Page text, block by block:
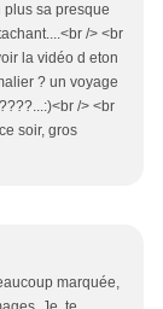
sa presque
/> <br
la vidéo d eton
? un voyage
/> <br
soir, gros
marquée,